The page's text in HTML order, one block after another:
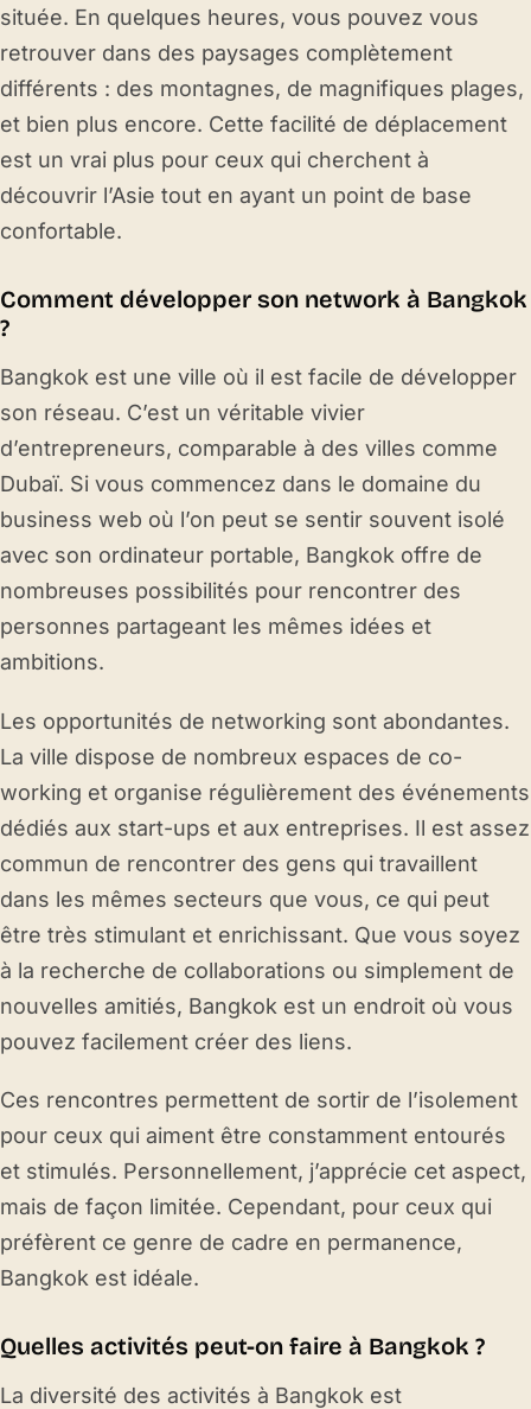
située. En quelques heures, vous pouvez vous
retrouver dans des paysages complètement
différents : des montagnes, de magnifiques plages,
et bien plus encore. Cette facilité de déplacement
est un vrai plus pour ceux qui cherchent à
découvrir l’Asie tout en ayant un point de base
confortable.
Comment développer son network à Bangkok
?
Bangkok est une ville où il est facile de développer
son réseau. C’est un véritable vivier
d’entrepreneurs, comparable à des villes comme
Dubaï. Si vous commencez dans le domaine du
business web où l’on peut se sentir souvent isolé
avec son ordinateur portable, Bangkok offre de
nombreuses possibilités pour rencontrer des
personnes partageant les mêmes idées et
ambitions.
Les opportunités de networking sont abondantes.
La ville dispose de nombreux espaces de co-
working et organise régulièrement des événements
dédiés aux start-ups et aux entreprises. Il est assez
commun de rencontrer des gens qui travaillent
dans les mêmes secteurs que vous, ce qui peut
être très stimulant et enrichissant. Que vous soyez
à la recherche de collaborations ou simplement de
nouvelles amitiés, Bangkok est un endroit où vous
pouvez facilement créer des liens.
Ces rencontres permettent de sortir de l’isolement
pour ceux qui aiment être constamment entourés
et stimulés. Personnellement, j’apprécie cet aspect,
mais de façon limitée. Cependant, pour ceux qui
préfèrent ce genre de cadre en permanence,
Bangkok est idéale.
Quelles activités peut-on faire à Bangkok ?
La diversité des activités à Bangkok est